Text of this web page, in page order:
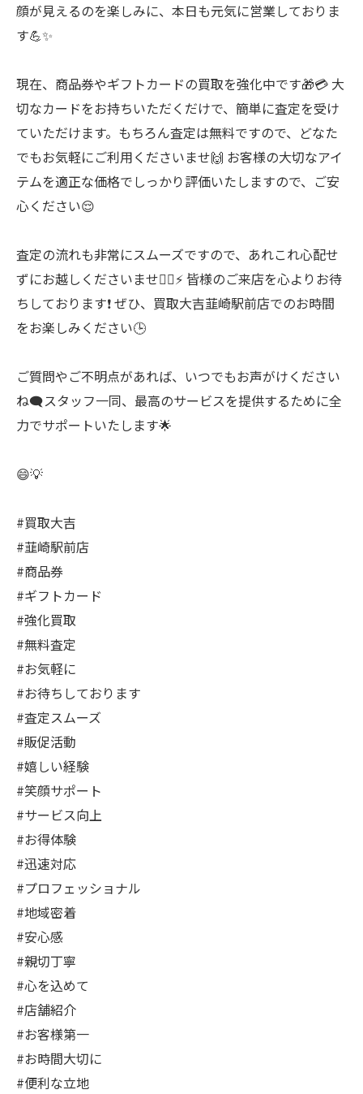
顔が見えるのを楽しみに、本日も元気に営業しておりま
す💪✨
現在、商品券やギフトカードの買取を強化中です🎁💳 大
切なカードをお持ちいただくだけで、簡単に査定を受け
ていただけます。もちろん査定は無料ですので、どなた
でもお気軽にご利用くださいませ🙌 お客様の大切なアイ
テムを適正な価格でしっかり評価いたしますので、ご安
心ください😌
査定の流れも非常にスムーズですので、あれこれ心配せ
ずにお越しくださいませ🚶‍♂️⚡️ 皆様のご来店を心よりお待
ちしております❗️ ぜひ、買取大吉韮崎駅前店でのお時間
をお楽しみください🕒
ご質問やご不明点があれば、いつでもお声がけください
ね🗨️スタッフ一同、最高のサービスを提供するために全
力でサポートいたします🌟
😄💡
#買取大吉
#韮崎駅前店
#商品券
#ギフトカード
#強化買取
#無料査定
#お気軽に
#お待ちしております
#査定スムーズ
#販促活動
#嬉しい経験
#笑顔サポート
#サービス向上
#お得体験
#迅速対応
#プロフェッショナル
#地域密着
#安心感
#親切丁寧
#心を込めて
#店舗紹介
#お客様第一
#お時間大切に
#便利な立地